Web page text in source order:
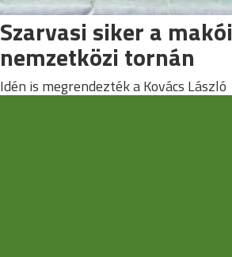
Szarvasi siker a makói
nemzetközi tornán
Idén is megrendezték a Kovács László